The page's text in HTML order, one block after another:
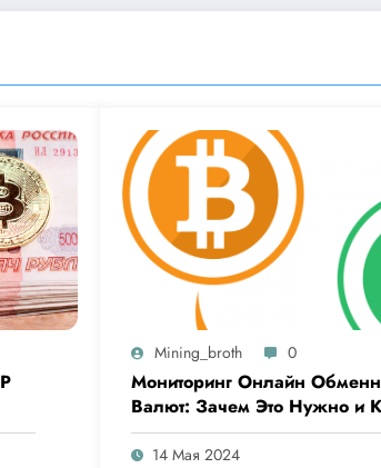
Mining_broth 0
Мониторинг Онлайн
Валют: Зачем Это Нужно и
Выбрать Лучший Сервис
14 Мая 2024